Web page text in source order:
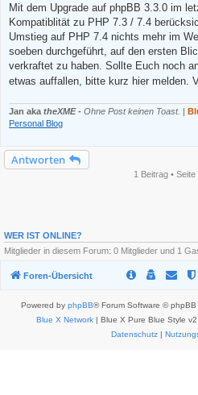
g
l
e
e
n
r
e
i
t
r
g
Mit dem Upgrade auf phpBB 3.3.0 im
Kompatiblität zu PHP 7.3 / 7.4
Umstieg auf PHP 7.4 nichts mehr im
soeben durchgeführt, auf den ersten
verkraftet zu haben. Sollte Euch noch
etwas auffallen, bitte kurz hier melden.
Jan aka theXME- Ohne Post keinen Toast. |
Personal Blog
Antworten
1 Beitrag • Seite
WER IST ONLINE?
Mitglieder in diesem Forum: 0 Mitglieder und 1
Foren-Übersicht
Powered by phpBB® Forum Software ©
Blue X Network| Blue X Pure Blue Style
Datenschutz|